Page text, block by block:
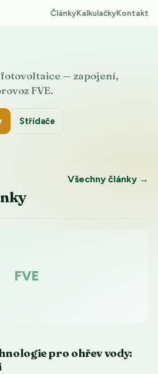
ČlánkyKalkulačkyKontakt
— zapojení,
FVE.
Střídače
Všechny články →
FVE
pro ohřev vody: